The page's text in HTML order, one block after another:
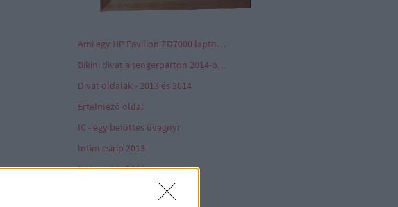
Ami egy HP Pavilion ZD7000 laptopból megmaradt az utókornak
Bikini divat a tengerparton 2014-ben
Divat oldalak - 2013 és 2014
Értelmező oldal
IC - egy befőttes üvegnyi
Intim csirip 2013
Intim csirip 2014